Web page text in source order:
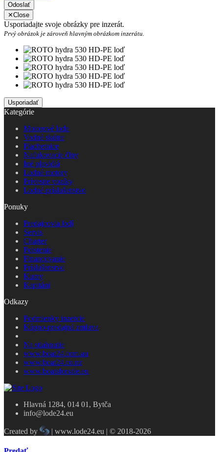
Odoslať
✕Close
Usporiadajte svoje obrázky pre inzerát.
Prvý obrázok je zároveň hlavným obrázkom inzerátu.
Kategórie
Motorové lode
Vodné skútre
Plachetnice
Nafukovacie člny
Iné plavidlá
Lodné motory
Prívesne vozíky
Lodné príslušenstvo
Ponuky
Predajcovia lodí
Servis
Charter
Poistenie
Financovanie
Príslušenstvo
Kurzy
Kapitáni
Odkazy
Podmienky inzercie
Kúpno-predajná zmluva
Na stiahnutie
www.boat24.com.au
www.boat24.co.nz
www.boatsforsale.eu
Hlavná 1284, 014 01, Bytča
info@lode24.eu
Created by | www.lode24.eu | © 2018-2026